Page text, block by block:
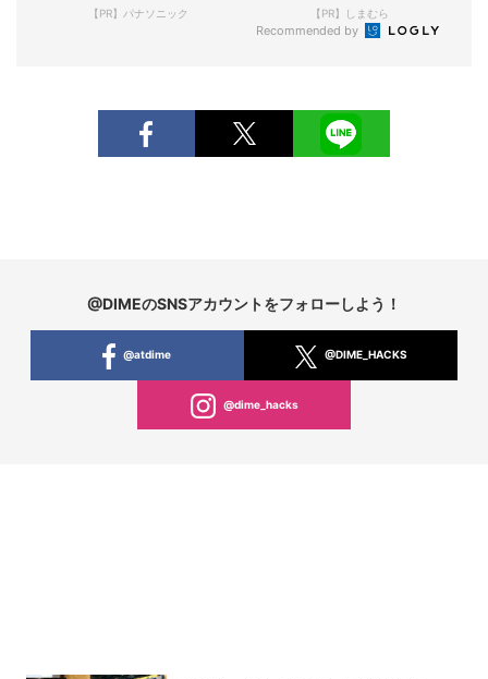
【PR】パナソニック 【PR】しまむら
Recommended by
@DIMEのSNSアカウントをフォローしよう！
@atdime @DIME_HACKS
@dime_hacks